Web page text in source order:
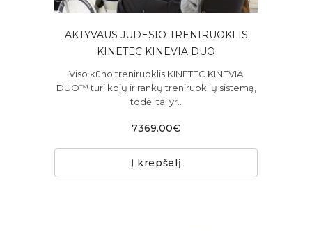
AKTYVAUS JUDESIO TRENIRUOKLIS
KINETEC KINEVIA DUO
Viso kūno treniruoklis KINETEC KINEVIA
DUO™ turi kojų ir rankų treniruoklių sistemą,
todėl tai yr..
7369.00€
Į krepšelį